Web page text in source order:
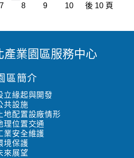
7 8 9 10 後 10 頁
產業園區服務中心
區簡介
立緣起與開發
共設施
地配置設廠情形
理位置交通
業安全維護
境保護
來展望